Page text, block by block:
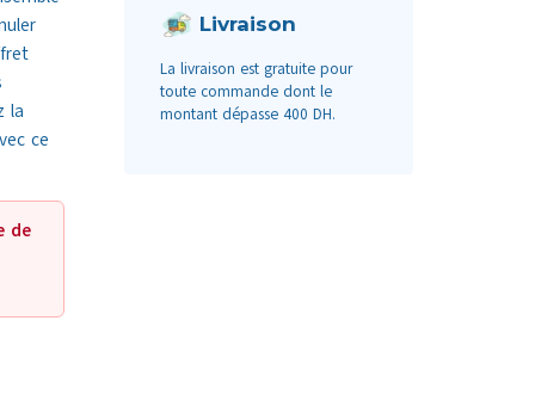
la
ce
de
Livraison
La livraison est gratuite pour
toute commande dont le
montant dépasse 400 DH.